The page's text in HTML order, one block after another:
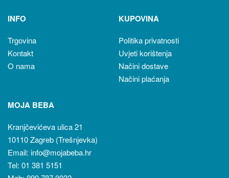
INFO
Trgovina
Kontakt
O nama
KUPOVINA
Politika privatnosti
Uvjeti korištenja
Načini dostave
Načini plaćanja
MOJA BEBA
Kranjčevićeva ulica 21
10110 Zagreb (Trešnjevka)
Email: info@mojabeba.hr
Tel: 01 381 5151